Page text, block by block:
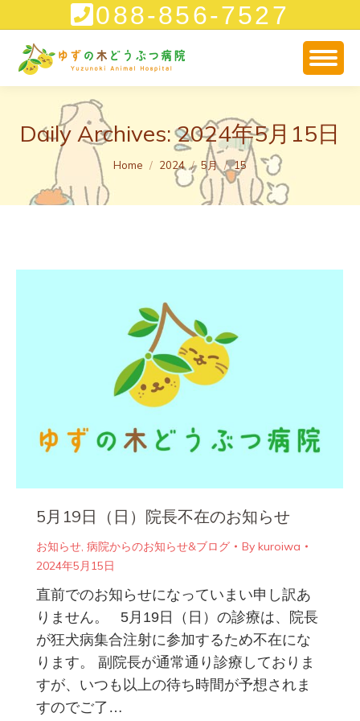
088-856-7527
Daily Archives:2024年5月15日
You are here:
Home 2024 5月 15
5月19日（日）院長不在のお知らせ
お知らせ, 病院からのお知らせ&ブログ By kuroiwa
2024年5月15日
直前でのお知らせになっていまい申し訳あ
りません。 5月19日（日）の診療は、院長
が狂犬病集合注射に参加するため不在にな
ります。 副院長が通常通り診療しておりま
すが、いつも以上の待ち時間が予想されま
すのでご了…